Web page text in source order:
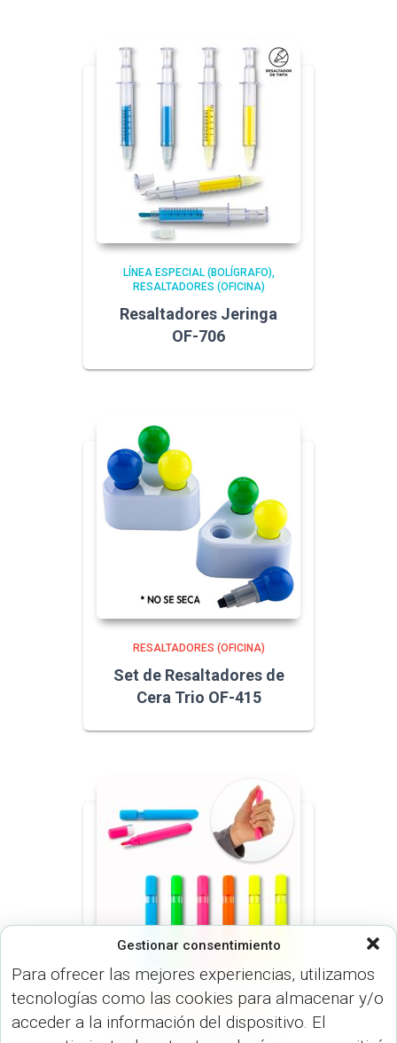
Gestionar consentimiento
Para ofrecer las mejores experiencias, utilizamos
tecnologías como las cookies para almacenar y/o
acceder a la información del dispositivo. El
LÍNEA ESPECIAL (BOLÍGRAFO)
RESALTADORES (OFICINA)
Resaltadores Jeringa
OF-706
RESALTADORES (OFICINA)
Set de Resaltadores de
Cera Trio OF-415
RESALTADORES (OFICINA)
Resaltador Relaxy OF-